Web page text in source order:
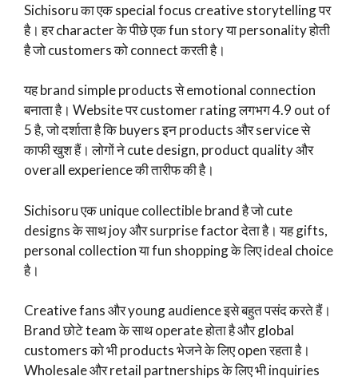
Sichisoru का एक special focus creative storytelling पर
है। हर character के पीछे एक fun story या personality होती
है जो customers को connect करती है।
यह brand simple products से emotional connection
बनाता है। Website पर customer rating लगभग 4.9 out of
5 है, जो दर्शाता है कि buyers इन products और service से
काफी खुश हैं। लोगों ने cute design, product quality और
overall experience की तारीफ की है।
Sichisoru एक unique collectible brand है जो cute
designs के साथ joy और surprise factor देता है। यह gifts,
personal collection या fun shopping के लिए ideal choice
है।
Creative fans और young audience इसे बहुत पसंद करते हैं।
Brand छोटे team के साथ operate होता है और global
customers को भी products भेजने के लिए open रहता है।
Wholesale और retail partnerships के लिए भी inquiries